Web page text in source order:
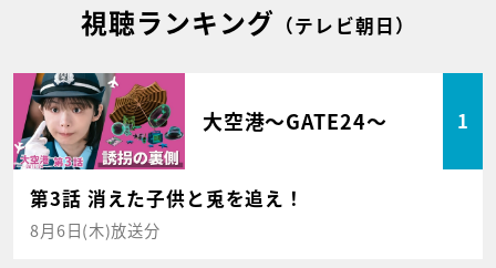
視聴ランキング （テレビ朝日）
大空港～GATE24～ 1
第3話 消えた子供と兎を追え！
8月6日(木)放送分